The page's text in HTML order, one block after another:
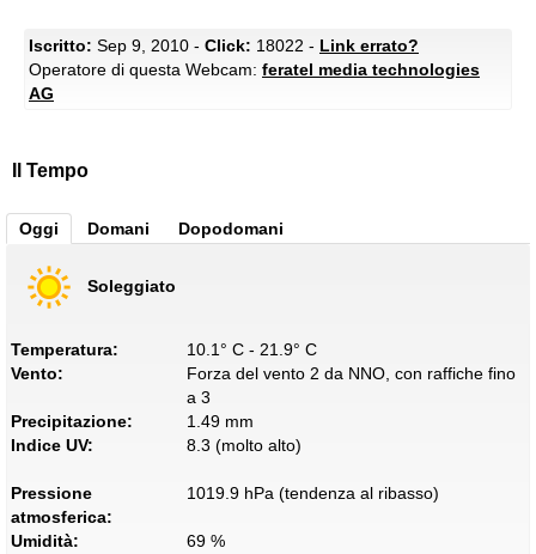
Iscritto: Sep 9, 2010 - Click: 18022 - Link errato?
Operatore di questa Webcam: feratel media technologies
AG
Il Tempo
Oggi Domani Dopodomani
Soleggiato
Temperatura:
10.1° C - 21.9° C
Vento:
Forza del vento 2 da NNO, con raffiche fino
a 3
Precipitazione:
1.49 mm
Indice UV:
8.3 (molto alto)
Pressione
atmosferica:
1019.9 hPa (tendenza al ribasso)
Umidità:
69 %